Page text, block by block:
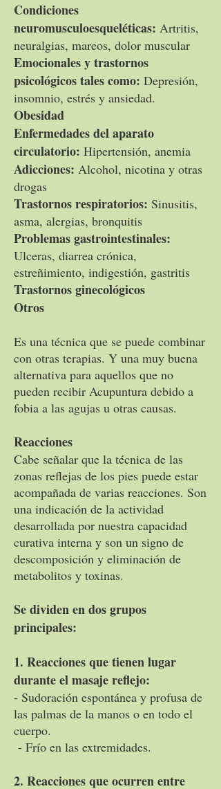
Condiciones
neuromusculoesqueléticas: Artritis,
neuralgias, mareos, dolor muscular
Emocionales y trastornos
psicológicos tales como: Depresión,
insomnio, estrés y ansiedad.
Obesidad
Enfermedades del aparato
circulatorio: Hipertensión, anemia
Adicciones: Alcohol, nicotina y otras
drogas
Trastornos respiratorios: Sinusitis,
asma, alergias, bronquitis
Problemas gastrointestinales:
Ulceras, diarrea crónica,
estreñimiento, indigestión, gastritis
Trastornos ginecológicos
Otros
Es una técnica que se puede combinar
con otras terapias. Y una muy buena
alternativa para aquellos que no
pueden recibir Acupuntura debido a
fobia a las agujas u otras causas.
Reacciones
Cabe señalar que la técnica de las
zonas reflejas de los pies puede estar
acompañada de varias reacciones. Son
una indicación de la actividad
desarrollada por nuestra capacidad
curativa interna y son un signo de
descomposición y eliminación de
metabolitos y toxinas.
Se dividen en dos grupos
principales:
1. Reacciones que tienen lugar
durante el masaje reflejo:
- Sudoración espontánea y profusa de
las palmas de la manos o en todo el
cuerpo.
- Frío en las extremidades.
2. Reacciones que ocurren entre